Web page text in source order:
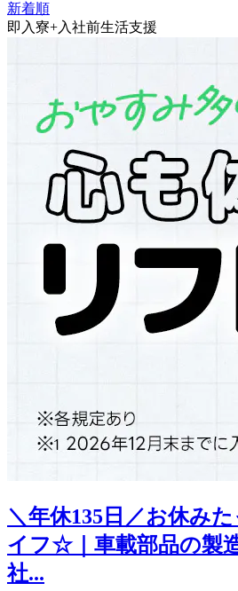
新着順
即入寮+入社前生活支援
＼年休135日／お休み
イフ☆｜車載部品の製
社...